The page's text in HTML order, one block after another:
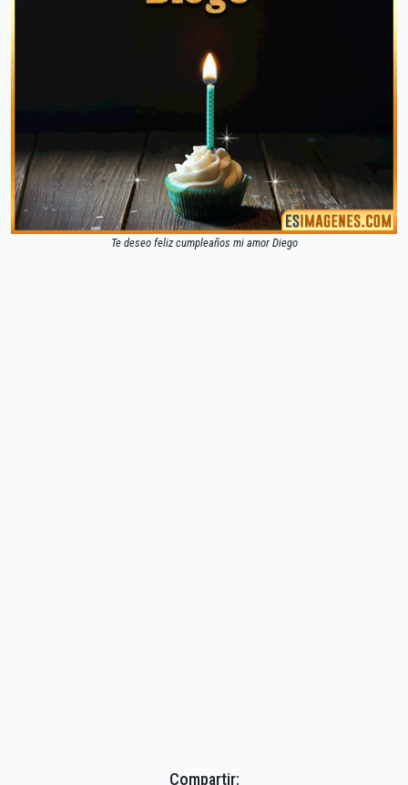
Te deseo feliz cumpleaños mi amor Diego
Compartir: